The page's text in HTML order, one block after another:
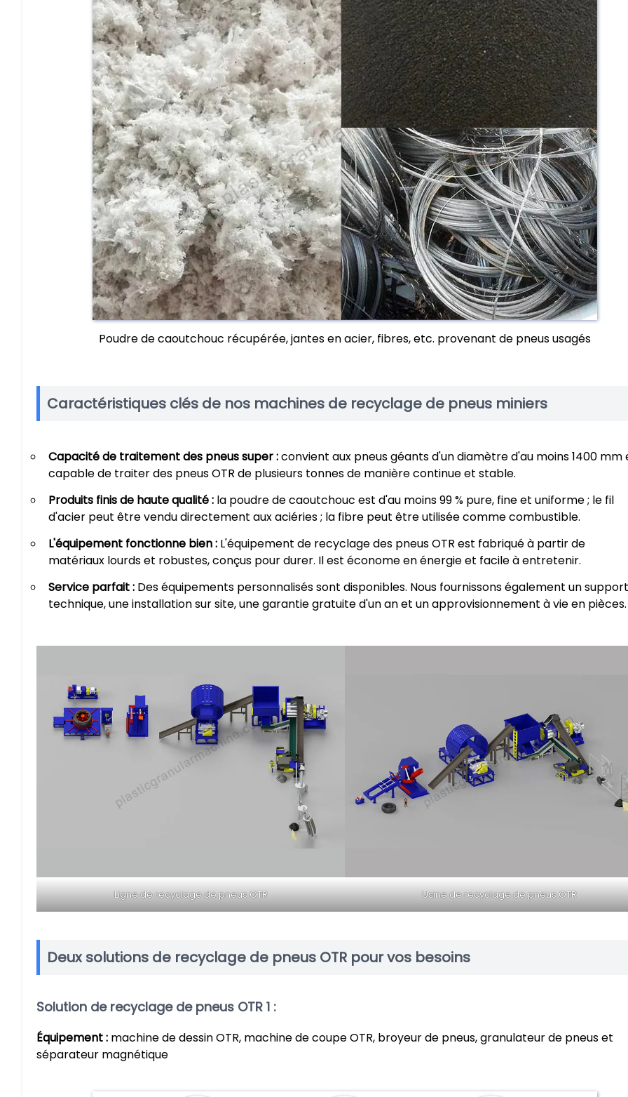
Poudre de caoutchouc récupérée, jantes en acier, fibres, etc. provenant de pneus usagés
Caractéristiques clés de nos machines de recyclage de pneus miniers
Capacité de traitement des pneus super :convient aux pneus géants d'un diamètre d'au moins 1400 mm
capable de traiter des pneus OTR de plusieurs tonnes de manière continue et stable.
Produits finis de haute qualité : la poudre de caoutchouc est d'au moins 99 % pure, fine et uniforme ; le fil
d'acier peut être vendu directement aux aciéries ; la fibre peut être utilisée comme combustible.
L'équipement fonctionne bien : L'équipement de recyclage des pneus OTR est fabriqué à partir de
matériaux lourds et robustes, conçus pour durer. Il est économe en énergie et facile à entretenir.
Service parfait : Des équipements personnalisés sont disponibles. Nous fournissons également un support
technique, une installation sur site, une garantie gratuite d'un an et un approvisionnement à vie en pièces.
Ligne de recyclage de pneus OTR Usine de recyclage de pneus OTR
Deux solutions de recyclage de pneus OTR pour vos besoins
Solution de recyclage de pneus OTR 1 :
Équipement : machine de dessin OTR, machine de coupe OTR, broyeur de pneus, granulateur de pneus et
séparateur magnétique